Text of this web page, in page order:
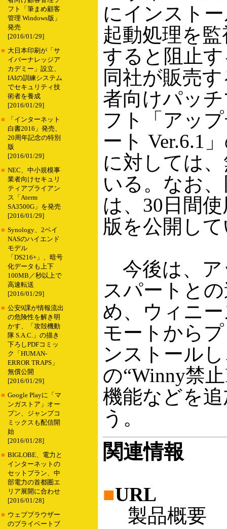
フト「筆まめ顧客
管理 Windows版」
発売
[2016/01/29]
■ 大日本印刷が「サ
イバーナレッジア
カデミー」設立、
IAIの訓練システム
でセキュリティ技
術者を養成
[2016/01/29]
■
「インターネット
白書2016」発売、
20周年記念の特別
版
[2016/01/29]
■ NEC、中小規模事
業者向けセキュリ
ティアプライアン
ス「Aterm
SA3500G」を発売
[2016/01/29]
■ Synology、2ベイ
NASのハイエンド
モデル
「DS216+」、暗号
化データも上下
100MB／秒以上で
高速転送
[2016/01/29]
■ 公安9課が情報流出
の危険性を解き明
かす、「攻殻機動
隊 S.A.C.」の描き
下ろしPDFコミッ
ク「HUMAN-
ERROR TRAPS」
無償公開
[2016/01/29]
■ Google Playに「マ
ンガストア」オー
プン、ジャンプコ
ミックスも配信開
始
[2016/01/28]
■ BIGLOBE、電力と
インターネットの
セットプラン、中
部電力の首都圏エ
リア展開に合わせ
[2016/01/28]
■ ウェブブラウザー
のプライベートブ
にインスト
起動処理を
すると阻止
同社が販売
者向けパッ
フト「アッ
ート Ver.6.1
に対しては
いる。なお
は、30日間
版を公開し
今後は、ア
スパートと
め、ウィニ
モートから
ンストール
の“Winny禁
機能などを
う。
関連情報
■URL
製品概要